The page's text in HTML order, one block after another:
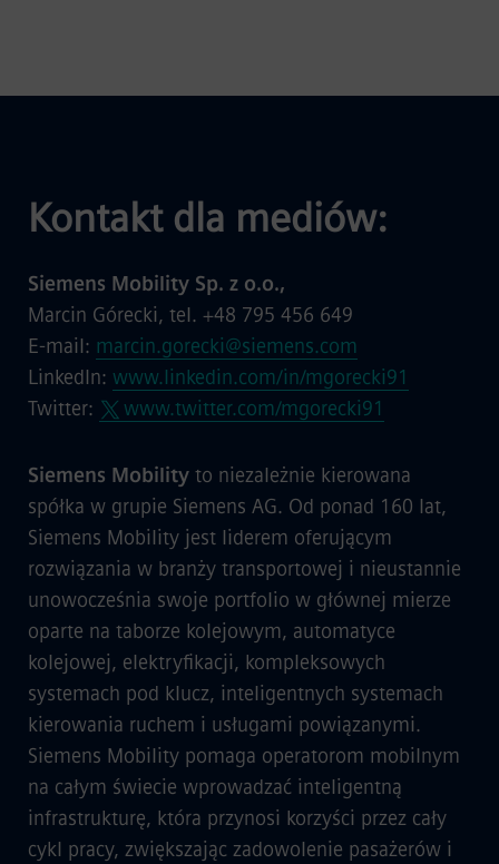
Kontakt dla mediów:
Siemens Mobility Sp. z o.o.,
Marcin Górecki, tel. +48 795 456 649
E-mail: marcin.gorecki@siemens.com
LinkedIn: www.linkedin.com/in/mgorecki91
Twitter:
www.twitter.com/mgorecki91
Siemens Mobility to niezależnie kierowana
spółka w grupie Siemens AG. Od ponad 160 lat,
Siemens Mobility jest liderem oferującym
rozwiązania w branży transportowej i nieustannie
unowocześnia swoje portfolio w głównej mierze
oparte na taborze kolejowym, automatyce
kolejowej, elektryfikacji, kompleksowych
systemach pod klucz, inteligentnych systemach
kierowania ruchem i usługami powiązanymi.
Siemens Mobility pomaga operatorom mobilnym
na całym świecie wprowadzać inteligentną
infrastrukturę, która przynosi korzyści przez cały
cykl pracy, zwiększając zadowolenie pasażerów i